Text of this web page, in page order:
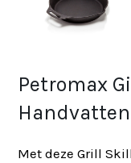
Petromax
Met deze Grill